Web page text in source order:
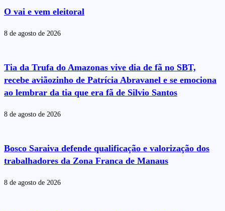
O vai e vem eleitoral
8 de agosto de 2026
Tia da Trufa do Amazonas vive dia de fã no SBT,
recebe aviãozinho de Patrícia Abravanel e se emociona
ao lembrar da tia que era fã de Silvio Santos
8 de agosto de 2026
Bosco Saraiva defende qualificação e valorização dos
trabalhadores da Zona Franca de Manaus
8 de agosto de 2026